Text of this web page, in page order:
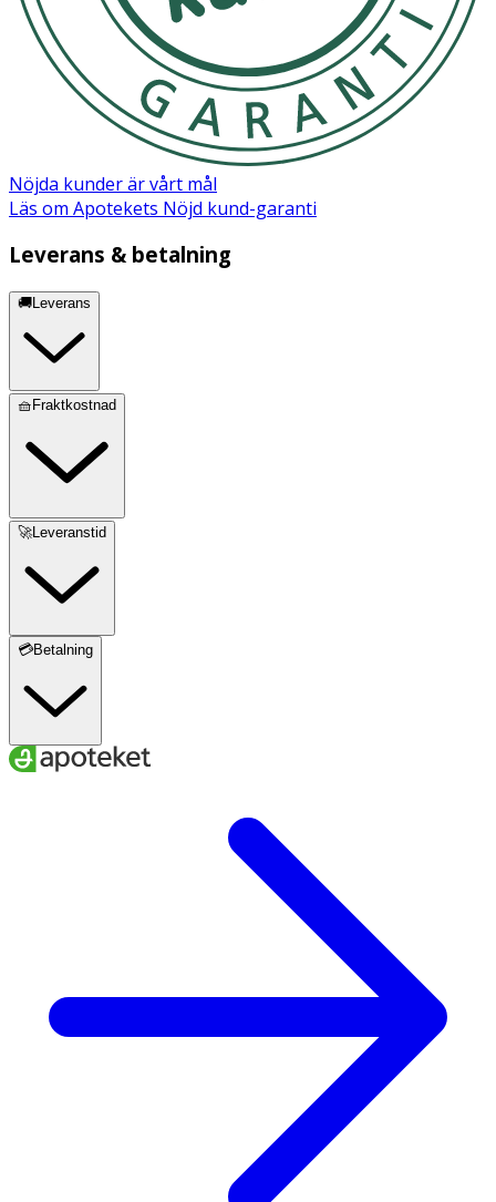
Nöjda kunder är vårt mål
Läs om Apotekets Nöjd kund-garanti
Leverans & betalning
🚚Leverans
🧺Fraktkostnad
🚀Leveranstid
💳Betalning